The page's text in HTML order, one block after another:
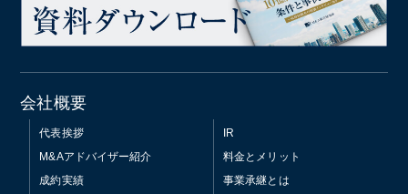
会社概要
代表挨拶
M&Aアドバイザー紹介
成約実績
IR
料金とメリット
事業承継とは